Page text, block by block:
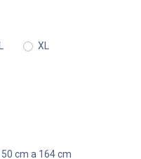
XL
cm a 164 cm